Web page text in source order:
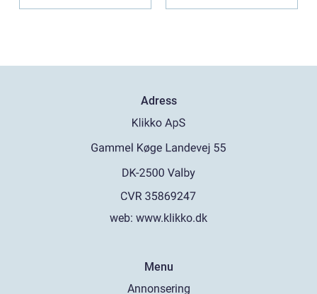
Adress
web: www.klikko.dk
Menu
Annonsering